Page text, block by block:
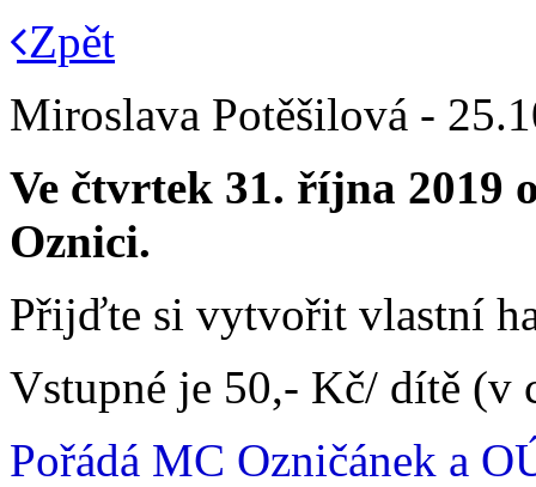
Zpět
Miroslava Potěšilová -
Ve čtvrtek 31. října 2019
Oznici.
Přijďte si vytvořit vlastní
Vstupné je 50,- Kč/ dítě (v
Pořádá MC Ozničánek a